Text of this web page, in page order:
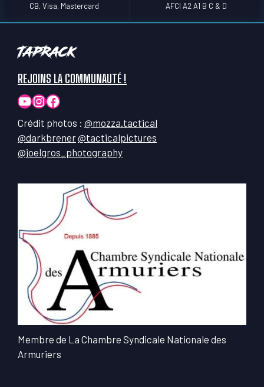
CB, Visa, Mastercard AFCI A2 A1 B C & D
TapRack
REJOINS LA COMMUNAUTÉ !
YouTube
Instagram
Facebook
Crédit photos : @mozza.tactical
@darkbrener@tacticalpictures
@joelgros_photography
Membre de La Chambre Syndicale Nationale des
Armuriers